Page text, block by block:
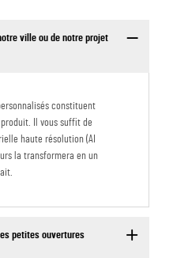
ville ou de notre projet
constituent
produit. Il vous suffit de
haute résolution (AI
la transformera en un
petites ouvertures